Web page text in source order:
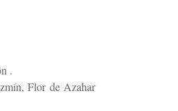
.
Flor de Azahar